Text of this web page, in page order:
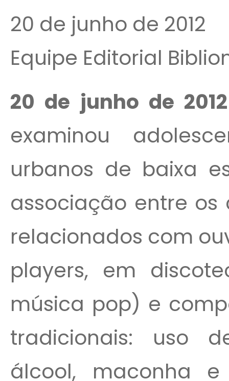
20 de junho de 2012
Equipe Editorial
20 de junho de
examinou
urbanos de baixa
associação entre
relacionados com
players, em
música pop) e
tradicionais: uso
álcool, maconha